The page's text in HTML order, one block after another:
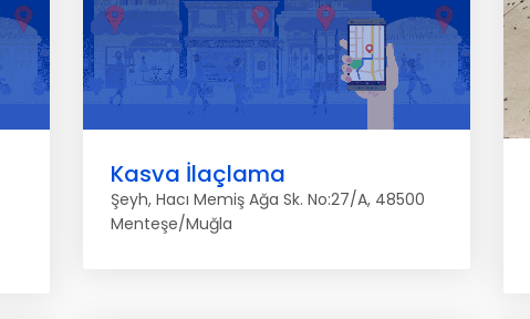
Kasva İlaçlama
Şeyh, Hacı Memiş Ağa Sk. No:27/A, 48500
Menteşe/Muğla